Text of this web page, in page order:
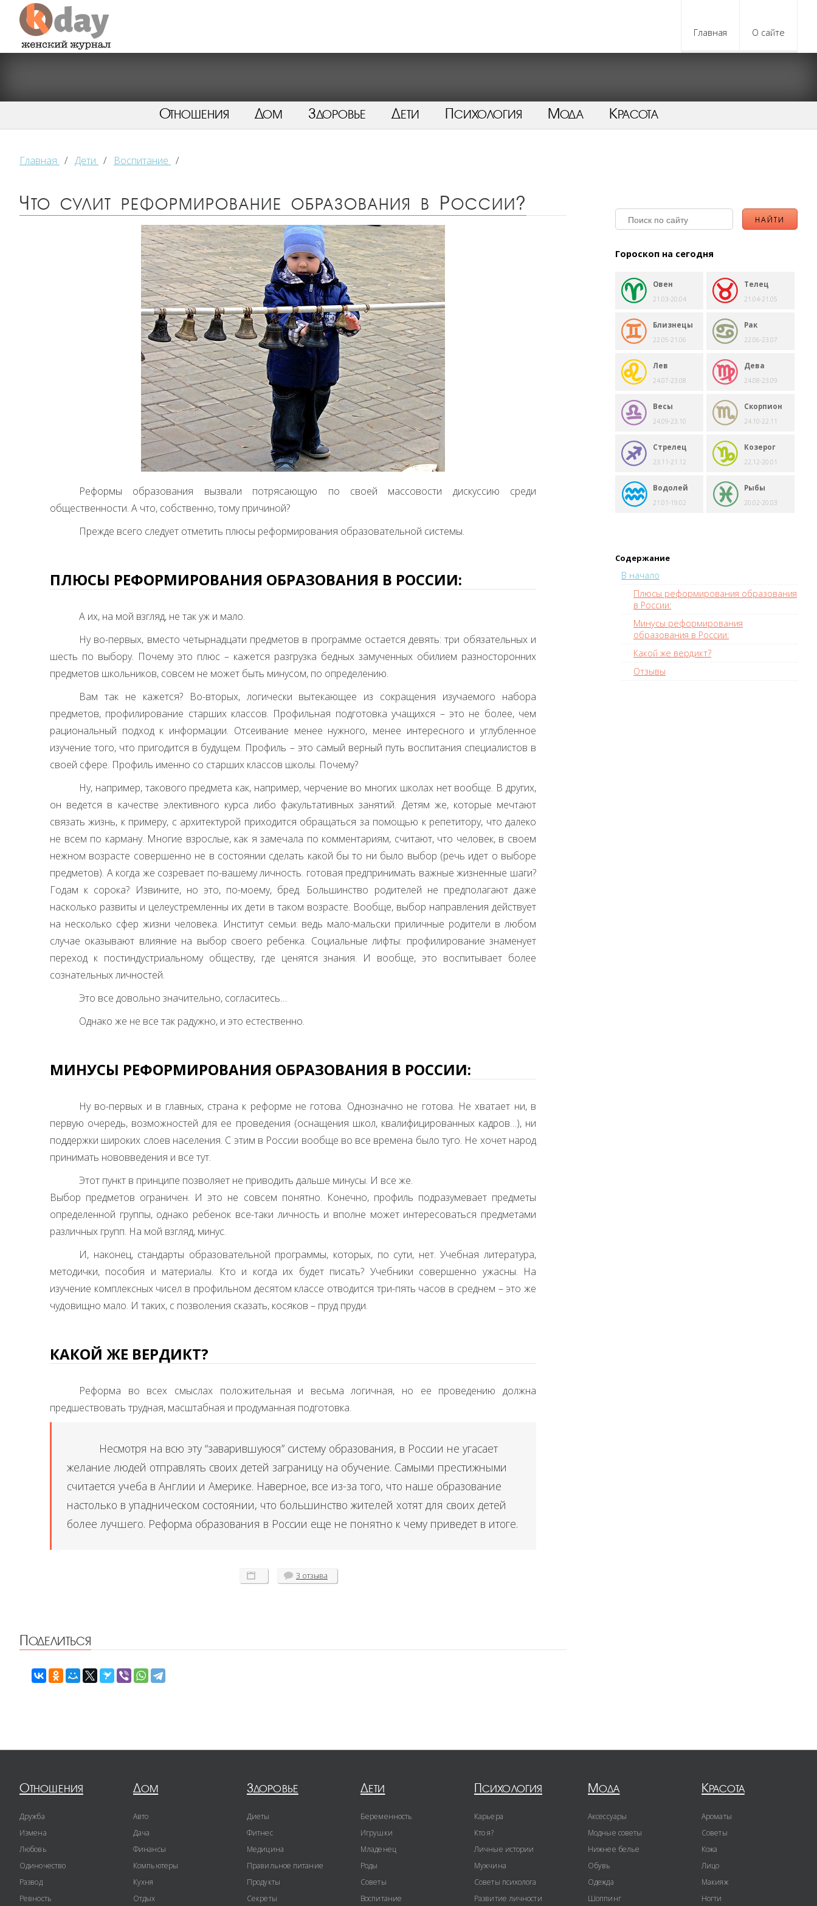
Главная О сайте
Отношения Дом Здоровье Дети Психология Мода Красота
Главная / Дети / Воспитание /
Что сулит реформирование образования в России?
Реформы образования вызвали потрясающую по своей массовости дискуссию среди
общественности. А что, собственно, тому причиной?
Прежде всего следует отметить плюсы реформирования образовательной системы.
ПЛЮСЫ РЕФОРМИРОВАНИЯ ОБРАЗОВАНИЯ В РОССИИ:
А их, на мой взгляд, не так уж и мало.
Ну во-первых, вместо четырнадцати предметов в программе остается девять: три обязательных и
шесть по выбору. Почему это плюс – кажется разгрузка бедных замученных обилием разносторонних
предметов школьников, совсем не может быть минусом, по определению.
Вам так не кажется? Во-вторых, логически вытекающее из сокращения изучаемого набора
предметов, профилирование старших классов. Профильная подготовка учащихся – это не более, чем
рациональный подход к информации. Отсеивание менее нужного, менее интересного и углубленное
изучение того, что пригодится в будущем. Профиль – это самый верный путь воспитания специалистов в
своей сфере. Профиль именно со старших классов школы. Почему?
Ну, например, такового предмета как, например, черчение во многих школах нет вообще. В других,
он ведется в качестве элективного курса либо факультативных занятий. Детям же, которые мечтают
связать жизнь, к примеру, с архитектурой приходится обращаться за помощью к репетитору, что далеко
не всем по карману. Многие взрослые, как я замечала по комментариям, считают, что человек, в своем
нежном возрасте совершенно не в состоянии сделать какой бы то ни было выбор (речь идет о выборе
предметов). А когда же созревает по-вашему личность. готовая предпринимать важные жизненные шаги?
Годам к сорока? Извините, но это, по-моему, бред. Большинство родителей не предполагают даже
насколько развиты и целеустремленны их дети в таком возрасте. Вообще, выбор направления действует
на несколько сфер жизни человека. Институт семьи: ведь мало-мальски приличные родители в любом
случае оказывают влияние на выбор своего ребенка. Социальные лифты: профилирование знаменует
переход к постиндустриальному обществу, где ценятся знания. И вообще, это воспитывает более
сознательных личностей.
Это все довольно значительно, согласитесь…
Однако же не все так радужно, и это естественно.
МИНУСЫ РЕФОРМИРОВАНИЯ ОБРАЗОВАНИЯ В РОССИИ:
Ну во-первых и в главных, страна к реформе не готова. Однозначно не готова. Не хватает ни, в
первую очередь, возможностей для ее проведения (оснащения школ, квалифицированных кадров…), ни
поддержки широких слоев населения. С этим в России вообще во все времена было туго. Не хочет народ
принимать нововведения и все тут.
Этот пункт в принципе позволяет не приводить дальше минусы. И все же.
Выбор предметов ограничен. И это не совсем понятно. Конечно, профиль подразумевает предметы
определенной группы, однако ребенок все-таки личность и вполне может интересоваться предметами
различных групп. На мой взгляд, минус.
И, наконец, стандарты образовательной программы, которых, по сути, нет. Учебная литература,
методички, пособия и материалы. Кто и когда их будет писать? Учебники совершенно ужасны. На
изучение комплексных чисел в профильном десятом классе отводится три-пять часов в среднем – это же
чудовищно мало. И таких, с позволения сказать, косяков – пруд пруди.
КАКОЙ ЖЕ ВЕРДИКТ?
Реформа во всех смыслах положительная и весьма логичная, но ее проведению должна
предшествовать трудная, масштабная и продуманная подготовка.
Несмотря на всю эту “заварившуюся” систему образования, в России не угасает
желание людей отправлять своих детей заграницу на обучение. Самыми престижными
считается учеба в Англии и Америке. Наверное, все из-за того, что наше образование
настолько в упадническом состоянии, что большинство жителей хотят для своих детей
более лучшего. Реформа образования в России еще не понятно к чему приведет в итоге.
3 отзыва
Поделиться
Гороскоп на сегодня
Овен
21.03-20.04
Телец
21.04-21.05
Близнецы
22.05-21.06
Рак
22.06-23.07
Лев
24.07-23.08
Дева
24.08-23.09
Весы
24.09-23.10
Скорпион
24.10-22.11
Стрелец
23.11-21.12
Козерог
22.12-20.01
Водолей
21.01-19.02
Рыбы
20.02-20.03
Содержание
В начало
Плюсы реформирования образования
в России:
Минусы реформирования
образования в России:
Какой же вердикт?
Отзывы
Отношения
Дружба
Измена
Любовь
Одиночество
Развод
Ревность
Дом
Авто
Дача
Финансы
Компьютеры
Кухня
Отдых
Здоровье
Диеты
Фитнес
Медицина
Правильное питание
Продукты
Секреты
Дети
Беременность
Игрушки
Младенец
Роды
Советы
Воспитание
Психология
Карьера
Кто я?
Личные истории
Мужчина
Советы психолога
Развитие личности
Мода
Аксессуары
Модные советы
Нижнее белье
Обувь
Одежда
Шоппинг
Красота
Ароматы
Советы
Кожа
Лицо
Макияж
Ногти